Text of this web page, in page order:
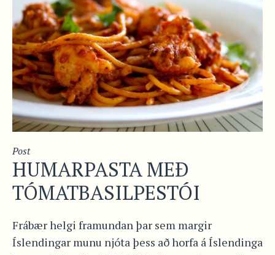
Post
HUMARPASTA MEÐ
TÓMATBASILPESTÓI
Frábær helgi framundan þar sem margir
Íslendingar munu njóta þess að horfa á Íslendinga